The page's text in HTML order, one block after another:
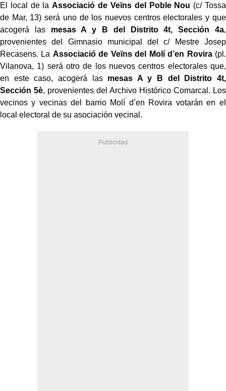
El local de laAssociació de Veïns del Poble Nou (c/ Tossa
de Mar, 13) será uno de los nuevos centros electorales y que
acogerá las mesas A y B del Distrito 4t, Sección 4a,
provenientes del Gimnasio municipal del c/ Mestre Josep
Recasens. La Associació de Veïns del Molí d’en Rovira(pl.
Vilanova, 1) será otro de los nuevos centros electorales que,
en este caso, acogerá las mesas A y B del Distrito 4t,
Sección 5è, provenientes del Archivo Histórico Comarcal. Los
vecinos y vecinas del barrio Molí d’en Rovira votarán en el
local electoral de su asociación vecinal.